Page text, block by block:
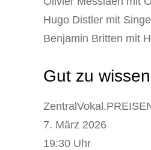
Hugo Distler mit
Benjamin Britten mit
Gut zu wissen
7. März 2026
19:30 Uhr